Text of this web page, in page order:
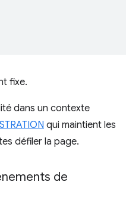
fixe.
dans un contexte
qui maintient les
défiler la page.
de